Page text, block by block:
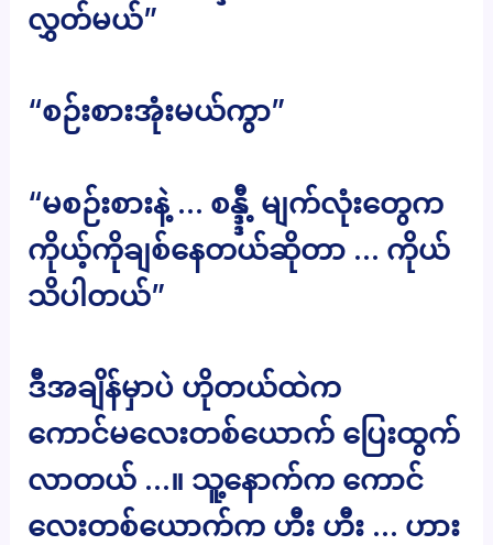
လွှတ်မယ်”
“စဉ်းစားအုံးမယ်ကွာ”
“မစဉ်းစားနဲ့ … စန္ဒ္ဒီ့ မျက်လုံးတွေက
ကိုယ့်ကိုချစ်နေတယ်ဆိုတာ … ကိုယ်
သိပါတယ်”
ဒီအချိန်မှာပဲ ဟိုတယ်ထဲက
ကောင်မလေးတစ်ယောက် ပြေးထွက်
လာတယ် …။ သူ့နောက်က ကောင်
လေးတစ်ယောက်က ဟီး ဟီး … ဟား